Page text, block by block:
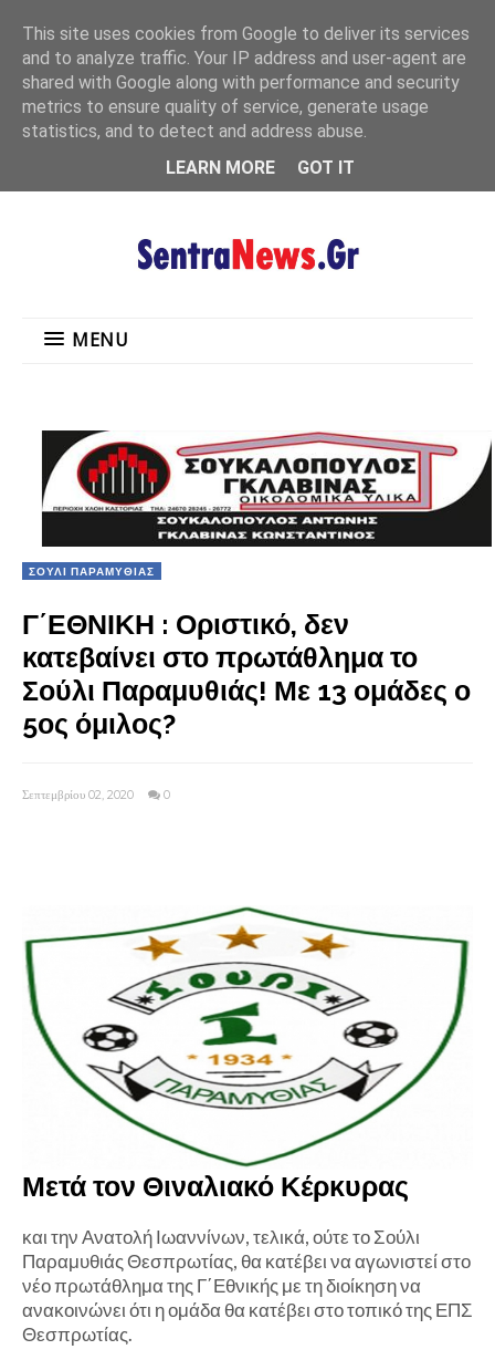
MENU
MENU
ΣΟΥΛΙ ΠΑΡΑΜΥΘΙΑΣ
Γ΄ΕΘΝΙΚΗ : Οριστικό, δεν
κατεβαίνει στο πρωτάθλημα το
Σούλι Παραμυθιάς! Με 13 ομάδες ο
5ος όμιλος?
Σεπτεμβρίου 02, 2020 0
Μετά τον Θιναλιακό Κέρκυρας
και την Ανατολή Ιωαννίνων, τελικά, ούτε το Σούλι
Παραμυθιάς Θεσπρωτίας, θα κατέβει να αγωνιστεί στο
νέο πρωτάθλημα της Γ΄Εθνικής με τη διοίκηση να
ανακοινώνει ότι η ομάδα θα κατέβει στο τοπικό της ΕΠΣ
Θεσπρωτίας.
This site uses cookies from Google to deliver its services
and to analyze traffic. Your IP address and user-agent are
shared with Google along with performance and security
metrics to ensure quality of service, generate usage
statistics, and to detect and address abuse.
LEARN MORE
GOT IT